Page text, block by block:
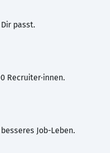
passt.
Recruiter·innen.
Job-Leben.